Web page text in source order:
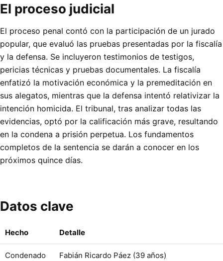
El proceso judicial
El proceso penal contó con la participación de un jurado
popular, que evaluó las pruebas presentadas por la fiscalía
y la defensa. Se incluyeron testimonios de testigos,
pericias técnicas y pruebas documentales. La fiscalía
enfatizó la motivación económica y la premeditación en
sus alegatos, mientras que la defensa intentó relativizar la
intención homicida. El tribunal, tras analizar todas las
evidencias, optó por la calificación más grave, resultando
en la condena a prisión perpetua. Los fundamentos
completos de la sentencia se darán a conocer en los
próximos quince días.
Datos clave
Hecho Detalle
Condenado Fabián Ricardo Páez (39 años)